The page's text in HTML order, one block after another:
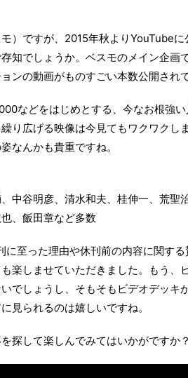
）ですが、2015年秋よりYouTube
知でしょうか。ベスモのメイン企画
ンの動画がものすごい本数公開されて
などをはじめとする、今なお根強
り広げる映像は今見てもワクワクし
なんかも貴重ですね。
中谷明彦、清水和夫、桂伸一、荒聖
、飯田章など多数
至った理由や休刊前の内容に関す
楽しませていただきました。もう、
でしょうし、そもそもビデオデッキ
見られるのは嬉しいですね。
探して楽しんでみてはいかがですか？